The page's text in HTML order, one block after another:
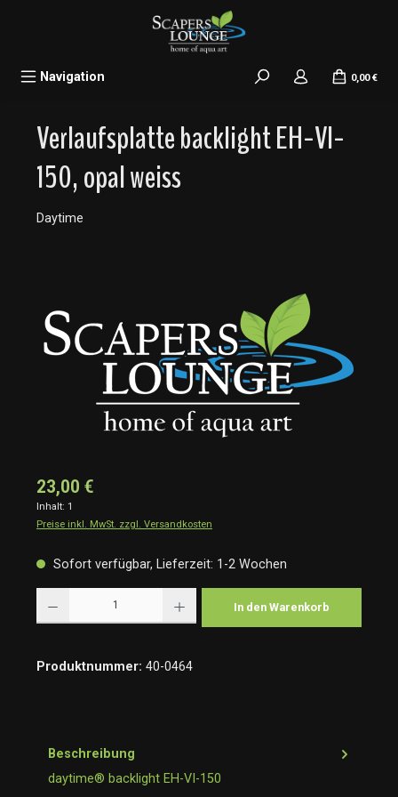
Navigation 0,00 €
Verlaufsplatte backlight EH-VI-
150, opal weiss
Daytime
23,00 €
Inhalt: 1
Preise inkl. MwSt. zzgl. Versandkosten
Sofort verfügbar, Lieferzeit: 1-2 Wochen
In den Warenkorb
Produktnummer: 40-0464
Beschreibung
daytime® backlight EH-VI-150